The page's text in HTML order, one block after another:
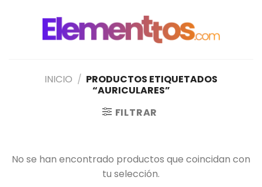
INICIO / PRODUCTOS ETIQUETADOS
“AURICULARES”
FILTRAR
No se han encontrado productos que coincidan con
tu selección.